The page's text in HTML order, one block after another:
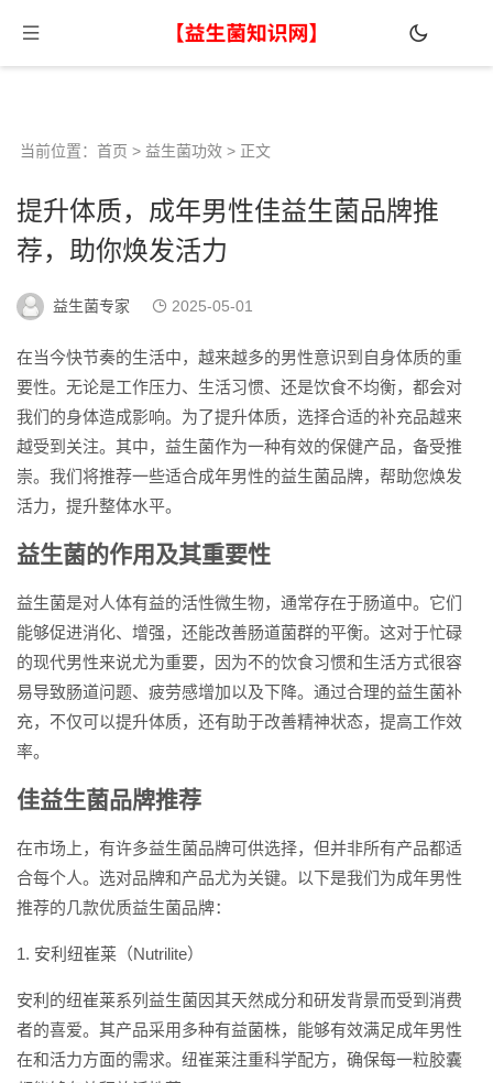
当前位置： 首页 > 益生菌功效 > 正文
提升体质，成年男性佳益生菌品牌推
荐，助你焕发活力
益生菌专家 2025-05-01
在当今快节奏的生活中，越来越多的男性意识到自身体质的重
要性。无论是工作压力、生活习惯、还是饮食不均衡，都会对
我们的身体造成影响。为了提升体质，选择合适的补充品越来
越受到关注。其中，益生菌作为一种有效的保健产品，备受推
崇。我们将推荐一些适合成年男性的益生菌品牌，帮助您焕发
活力，提升整体水平。
益生菌的作用及其重要性
益生菌是对人体有益的活性微生物，通常存在于肠道中。它们
能够促进消化、增强，还能改善肠道菌群的平衡。这对于忙碌
的现代男性来说尤为重要，因为不的饮食习惯和生活方式很容
易导致肠道问题、疲劳感增加以及下降。通过合理的益生菌补
充，不仅可以提升体质，还有助于改善精神状态，提高工作效
率。
佳益生菌品牌推荐
在市场上，有许多益生菌品牌可供选择，但并非所有产品都适
合每个人。选对品牌和产品尤为关键。以下是我们为成年男性
推荐的几款优质益生菌品牌：
1. 安利纽崔莱（Nutrilite）
安利的纽崔莱系列益生菌因其天然成分和研发背景而受到消费
者的喜爱。其产品采用多种有益菌株，能够有效满足成年男性
在和活力方面的需求。纽崔莱注重科学配方，确保每一粒胶囊